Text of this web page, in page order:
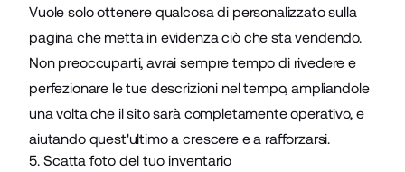
Vuole solo ottenere qualcosa di personalizzato sulla
pagina che metta in evidenza ciò che sta vendendo.
Non preoccuparti, avrai sempre tempo di rivedere e
perfezionare le tue descrizioni nel tempo, ampliandole
una volta che il sito sarà completamente operativo, e
aiutando quest'ultimo a crescere e a rafforzarsi.
5. Scatta foto del tuo inventario